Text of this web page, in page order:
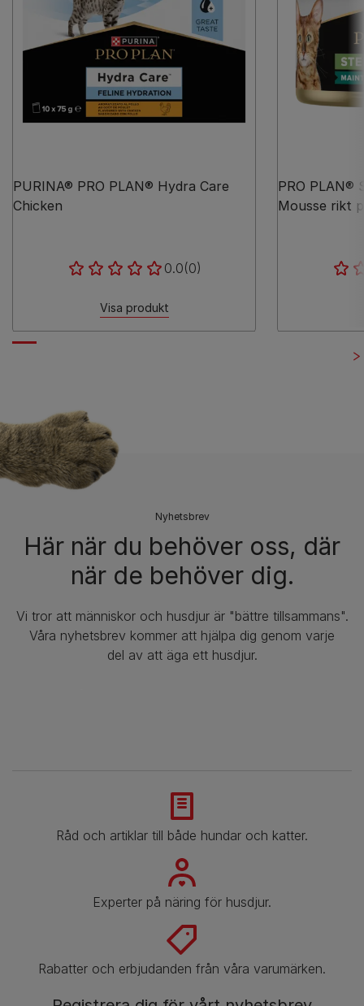
PURINA® PRO PLAN® Hydra Care
Chicken
0.0(0)
Visa produkt
PRO PLAN®
Mousse rikt
Nyhetsbrev​
Här när du behöver oss, där
när de behöver dig.
Vi tror att människor och husdjur är "bättre tillsammans".
Våra nyhetsbrev kommer att hjälpa dig genom varje
del av att äga ett husdjur.
Råd och artiklar till både hundar och katter.
Experter på näring för husdjur.
Rabatter och erbjudanden från våra varumärken.